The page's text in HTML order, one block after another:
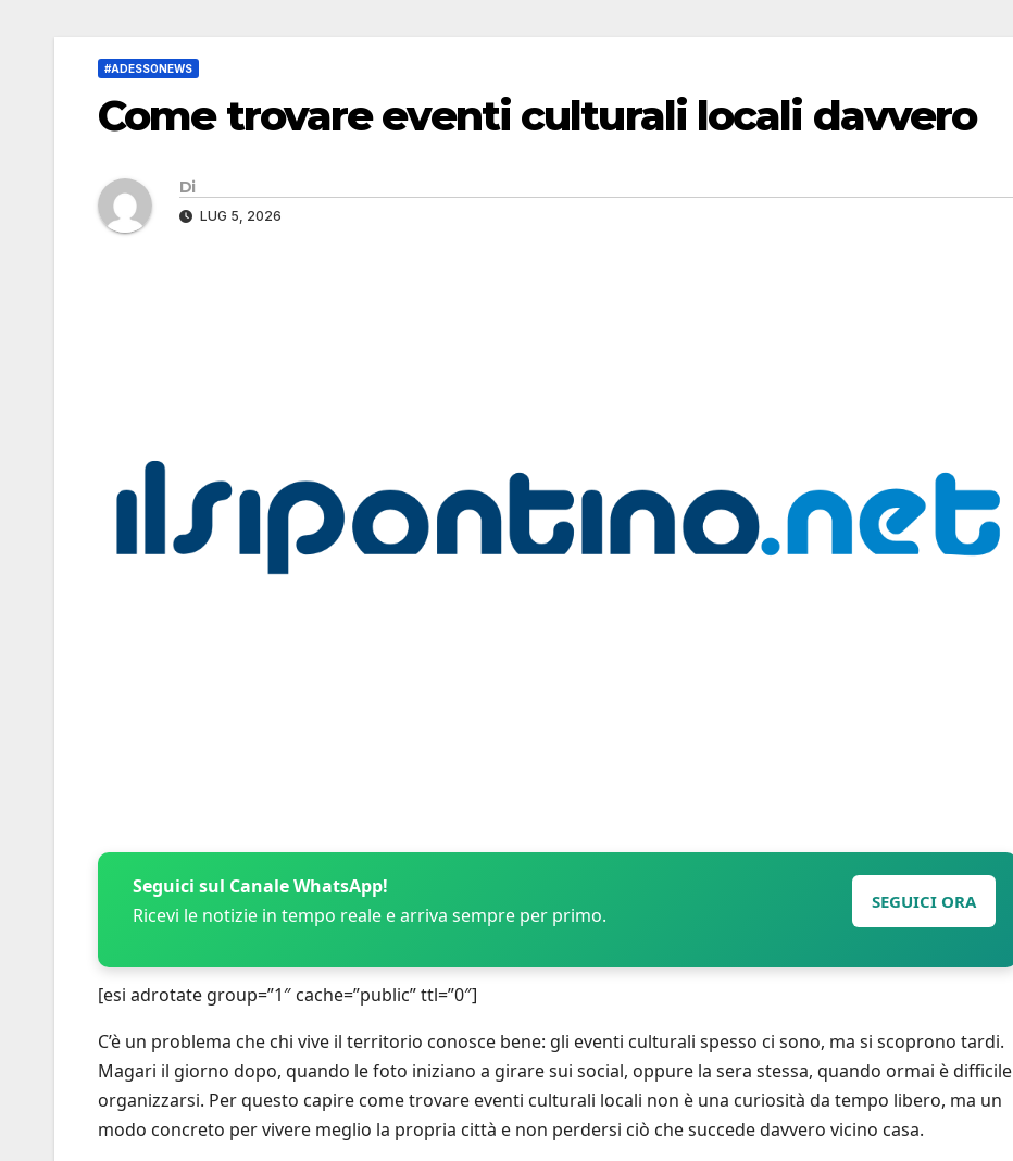
#ADESSONEWS
Come trovare eventi culturali locali davvero
Di
LUG 5, 2026
Seguici sul Canale WhatsApp!
Ricevi le notizie in tempo reale e arriva sempre per primo.
SEGUICI ORA
[esi adrotate group=”1″ cache=”public” ttl=”0″]
C’è un problema che chi vive il territorio conosce bene: gli eventi culturali spesso ci sono, ma si scoprono tardi.
Magari il giorno dopo, quando le foto iniziano a girare sui social, oppure la sera stessa, quando ormai è difficile
organizzarsi. Per questo capire come trovare eventi culturali locali non è una curiosità da tempo libero, ma un
modo concreto per vivere meglio la propria città e non perdersi ciò che succede davvero vicino casa.